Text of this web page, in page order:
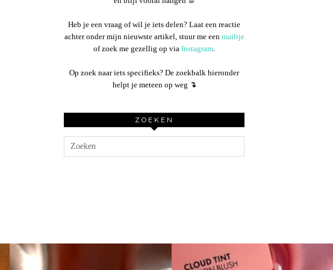
Heb je een vraag of wil je iets delen? Laat een reactie
achter onder mijn nieuwste artikel, stuur me een mailtje
of zoek me gezellig op via Instagram.
Op zoek naar iets specifieks? De zoekbalk hieronder
helpt je meteen op weg ↴
ZOEKEN